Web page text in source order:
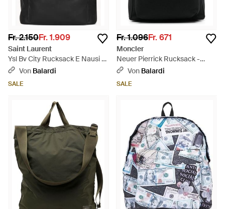
Fr. 2.150Fr. 1.909
Saint Laurent
Ysl Bv City Rucksack E Nausi -
Schwarz
Von Balardi
SALE
Fr. 1.096Fr. 671
Moncler
Neuer Pierrick Rucksack -
Schwarz
Von Balardi
SALE